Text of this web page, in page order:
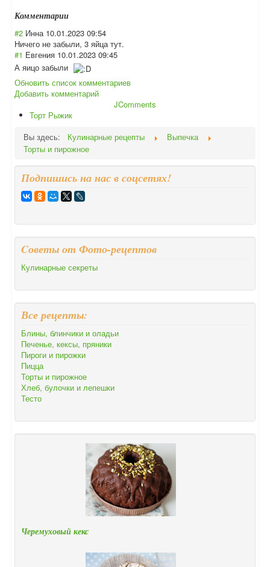
Комментарии
#2 Инна 10.01.2023 09:54
Ничего не забыли, 3 яйца тут.
#1 Евгения 10.01.2023 09:45
А яицо забыли
Обновить список комментариев
Добавить комментарий
JComments
Торт Рыжик
Вы здесь:
Кулинарные рецепты
Выпечка
Торты и пирожное
Подпишись на нас в соцсетях!
Cоветы от Фото-рецептов
Кулинарные секреты
Все рецепты:
Блины, блинчики и оладьи
Печенье, кексы, пряники
Пироги и пирожки
Пицца
Торты и пирожное
Хлеб, булочки и лепешки
Тесто
Черемуховый кекс